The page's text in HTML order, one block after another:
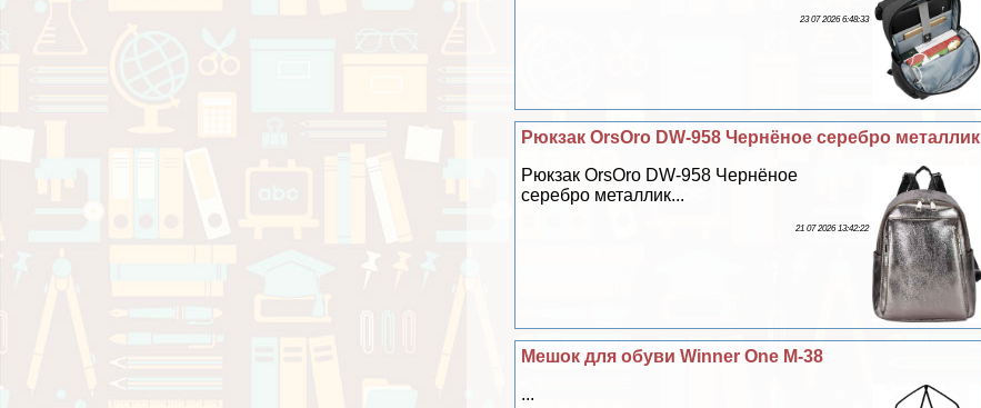
23 07 2026 6:48:33
Рюкзак OrsOro DW-958 Чернёное серебро металлик
Рюкзак OrsOro DW-958 Чернёное
серебро металлик...
21 07 2026 13:42:22
Мешок для обуви Winner One M-38
...